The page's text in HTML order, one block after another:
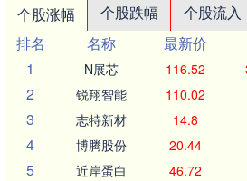
个股涨幅 个股跌幅 个股流入
排名
名称 最新价
1
N展芯 116.52
2 锐翔智能 110.02
3 志特新材 14.8
4 博腾股份 20.44
5 近岸蛋白 46.72